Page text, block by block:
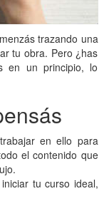
trazando una
tu obra. Pero ¿has
en un principio, lo
en ello para
el contenido que
tu curso ideal,